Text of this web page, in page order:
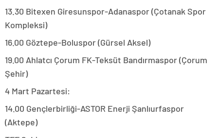
13.30 Bitexen Giresunspor-Adanaspor (Çotanak Spor
Kompleksi)
16.00 Göztepe-Boluspor (Gürsel Aksel)
19.00 Ahlatcı Çorum FK-Teksüt Bandırmaspor (Çorum
Şehir)
4 Mart Pazartesi:
14.00 Gençlerbirliği-ASTOR Enerji Şanlıurfaspor
(Aktepe)